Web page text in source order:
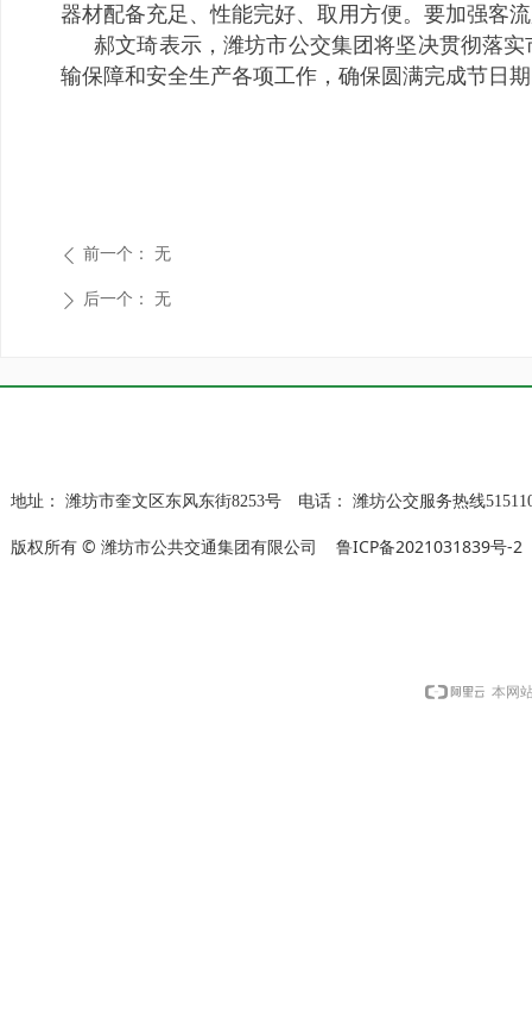
器材配备充足、性能完好、取用方便。要加强客
郝文琦表示，潍坊市公交集团将坚决贯彻落
输保障和安全生产各项工作，确保圆满完成节日
ꄴ 前一个： 无
ꄲ 后一个： 无
地址： 潍坊市奎文区东风东街8253号 电话： 潍坊公交服务热线
版权所有 © 潍坊市公共交通集团有限公司 鲁ICP备2021031839号-2
本网